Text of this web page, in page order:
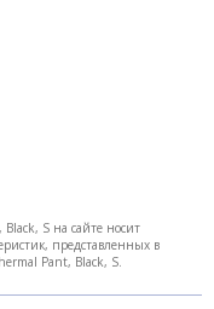
S на сайте носит
представленных в
Pant, Black, S.